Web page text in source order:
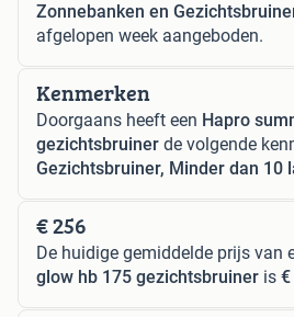
Zonnebanken en
afgelopen week aangeboden.
Kenmerken
Doorgaans heeft een Hapro
gezichtsbruiner de volgende
Gezichtsbruiner, Minder dan 10
€ 256
De huidige gemiddelde prijs van
glow hb 175 gezichtsbruiner is €